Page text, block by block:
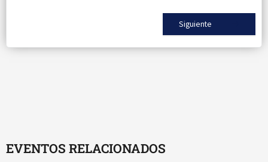
Siguiente
EVENTOS RELACIONADOS